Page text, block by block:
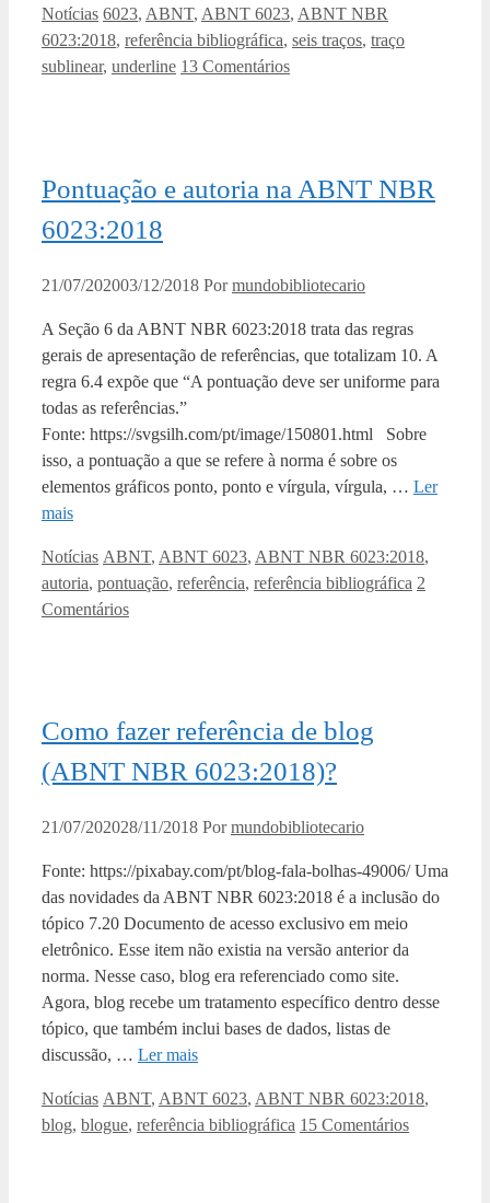
Categorias
Notícias Tags
6023, ABNT, ABNT 6023, ABNT NBR
6023:2018, referência bibliográfica, seis traços, traço
sublinear, underline 13 Comentários
Pontuação e autoria na ABNT NBR
6023:2018
21/07/202003/12/2018 Pormundobibliotecario
A Seção 6 da ABNT NBR 6023:2018 trata das regras
gerais de apresentação de referências, que totalizam 10. A
regra 6.4 expõe que “A pontuação deve ser uniforme para
todas as referências.”
Fonte: https://svgsilh.com/pt/image/150801.html Sobre
isso, a pontuação a que se refere à norma é sobre os
elementos gráficos ponto, ponto e vírgula, vírgula, … Ler
mais
Categorias
Notícias Tags
ABNT, ABNT 6023, ABNT NBR 6023:2018,
autoria, pontuação, referência, referência bibliográfica 2
Comentários
Como fazer referência de blog
(ABNT NBR 6023:2018)?
21/07/202028/11/2018 Pormundobibliotecario
Fonte: https://pixabay.com/pt/blog-fala-bolhas-49006/ Uma
das novidades da ABNT NBR 6023:2018 é a inclusão do
tópico 7.20 Documento de acesso exclusivo em meio
eletrônico. Esse item não existia na versão anterior da
norma. Nesse caso, blog era referenciado como site.
Agora, blog recebe um tratamento específico dentro desse
tópico, que também inclui bases de dados, listas de
discussão, … Ler mais
Categorias
Notícias Tags
ABNT, ABNT 6023, ABNT NBR 6023:2018,
blog, blogue, referência bibliográfica 15 Comentários